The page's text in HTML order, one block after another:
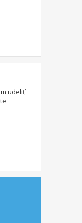
udeliť